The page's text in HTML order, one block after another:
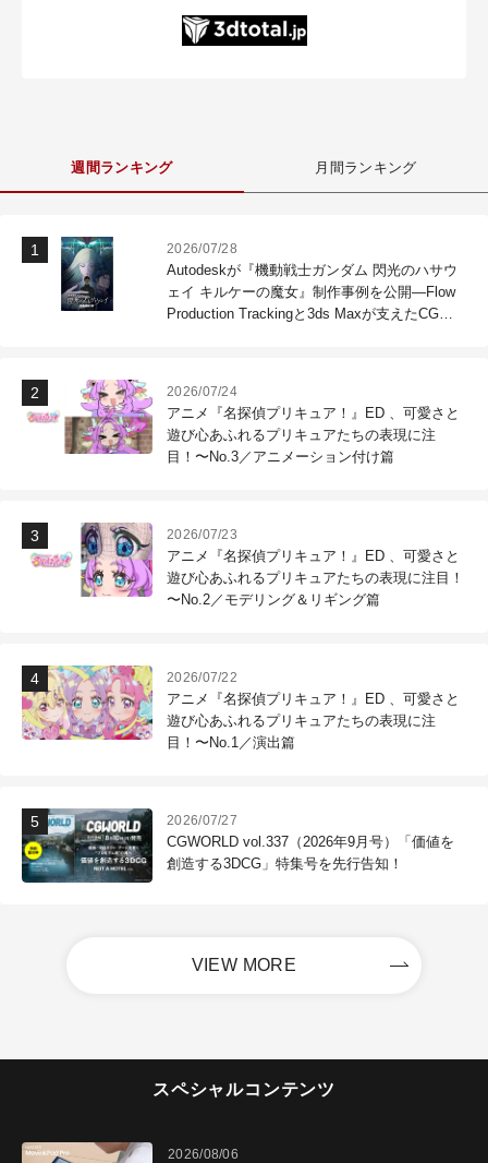
週間ランキング 月間ランキング
2026/07/28
Autodeskが『機動戦士ガンダム 閃光のハサウ
ェイ キルケーの魔女』制作事例を公開―Flow
Production Trackingと3ds Maxが支えたCG制
2026/07/24
アニメ『名探偵プリキュア！』ED 、可愛さと
遊び心あふれるプリキュアたちの表現に注
目！〜No.3／アニメーション付け篇
2026/07/23
アニメ『名探偵プリキュア！』ED 、可愛さと
遊び心あふれるプリキュアたちの表現に注目！
〜No.2／モデリング＆リギング篇
2026/07/22
アニメ『名探偵プリキュア！』ED 、可愛さと
遊び心あふれるプリキュアたちの表現に注
目！〜No.1／演出篇
2026/07/27
CGWORLD vol.337（2026年9月号）「価値を
創造する3DCG」特集号を先行告知！
VIEW MORE
スペシャルコンテンツ
2026/08/06